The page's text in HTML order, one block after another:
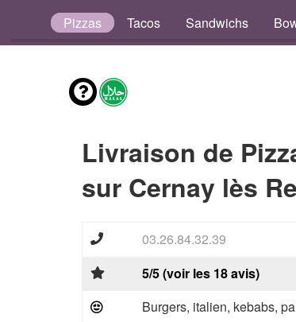
Pizzas Tacos Sandwichs
Livraison de
sur Cernay lès
03.26.84.32.39
5/5 (voir les 18 avis)
Burgers, italien, kebabs,